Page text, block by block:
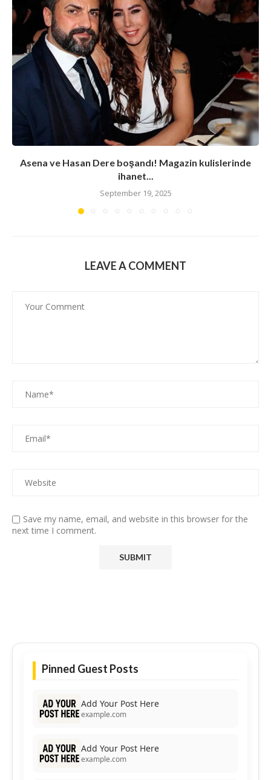
Asena ve Hasan Dere boşandı! Magazin kulislerinde
ihanet...
September 19, 2025
LEAVE A COMMENT
Save my name, email, and website in this browser for the
next time I comment.
Pinned Guest Posts
Add Your Post Here
example.com
Add Your Post Here
example.com